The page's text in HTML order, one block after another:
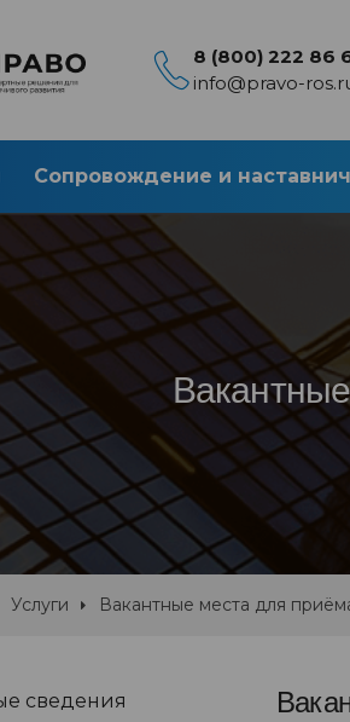
8 (800) 222 86
info@pravo-
Сопровождение и
Услуги Вакантные места для
сведения